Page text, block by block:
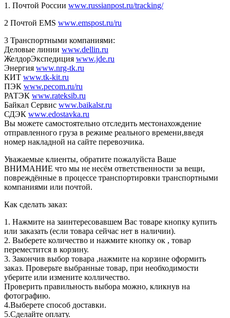
1. Почтой России www.russianpost.ru/tracking/
2 Почтой EMS www.emspost.ru/ru
3 Транспортными компаниями:
Деловые линии www.dellin.ru
ЖелдорЭкспедиция www.jde.ru
Энергия www.nrg-tk.ru
КИТ www.tk-kit.ru
ПЭК www.pecom.ru/ru
РАТЭК www.rateksib.ru
Байкал Сервис www.baikalsr.ru
СДЭК www.edostavka.ru
Вы можете самостоятельно отследить местонахождение
отправленного груза в режиме реального времени,введя
номер накладной на сайте перевозчика.
Уважаемые клиенты, обратите пожалуйста Ваше
ВНИМАНИЕ что мы не несём ответственности за вещи,
повреждённые в процессе транспортировки транспортными
компаниями или почтой.
Как сделать заказ:
1. Нажмите на заинтересовавшем Вас товаре кнопку купить
или заказать (если товара сейчас нет в наличии).
2. Выберете количество и нажмите кнопку ок , товар
переместится в корзину.
3. Закончив выбор товара ,нажмите на корзине оформить
заказ. Проверьте выбранные товар, при необходимости
уберите или измените колличество.
Проверить правильность выбора можно, кликнув на
фотографию.
4.Выберете способ доставки.
5.Сделайте оплату.